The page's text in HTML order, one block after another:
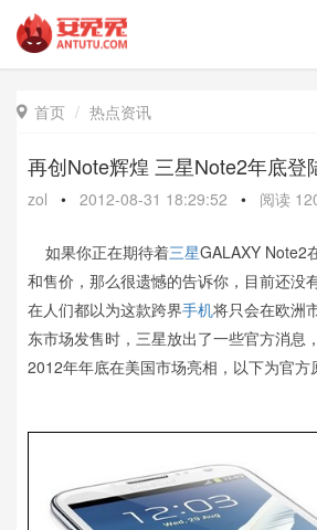
 首页 热点资讯
再创Note辉煌 三星Note2年底登
zol • 2012-08-31 18:29:52 • 阅读
如果你正在期待着三星GALAXY Note2
和售价，那么很遗憾的告诉你，目前还没
在人们都以为这款跨界手机将只会在欧洲
东市场发售时，三星放出了一些官方消息
2012年年底在美国市场亮相，以下为官方